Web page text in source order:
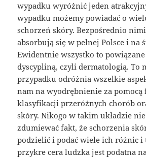
wypadku wyróżnić jeden
wypadku możemy powiadać o
schorzeń skóry. Bezpośrednio
absorbują się w pełnej Polsce i na
Ewidentnie wszystko to
dyscypliną, czyli dermatologią. To
przypadku odróżnia wszelkie
nam na wyodrębnienie za pomocą
klasyfikacji przeróżnych chorób
skóry. Nikogo w takim układzie
zdumiewać fakt, że schorzenia
podzielić i podać wiele ich różnic i
przykre cera ludzka jest podatna